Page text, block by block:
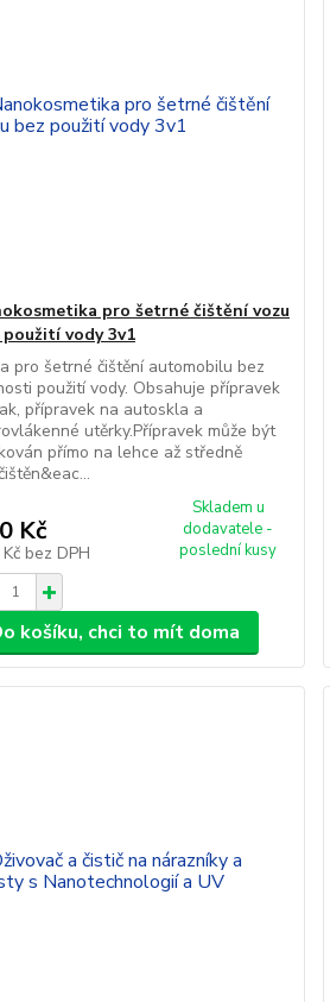
pro šetrné čištění vozu
použití vody 3v1
pro šetrné čištění automobilu bez
použití vody. Obsahuje přípravek
přípravek na autoskla a
utěrky.Přípravek může být
přímo na lehce až středně
Kč
bez DPH
Skladem u
dodavatele -
poslední kusy
košíku, chci to mít doma